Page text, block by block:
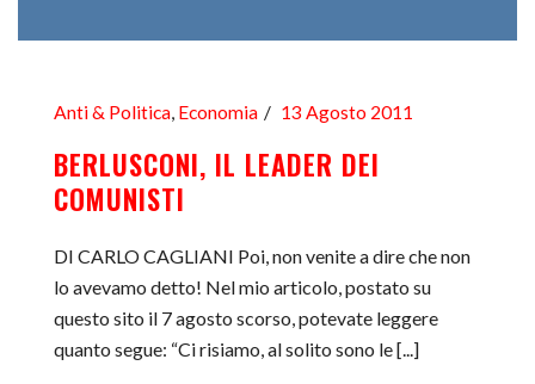
Anti & Politica, Economia 13 Agosto 2011
BERLUSCONI, IL LEADER DEI
COMUNISTI
DI CARLO CAGLIANI Poi, non venite a dire che non
lo avevamo detto! Nel mio articolo, postato su
questo sito il 7 agosto scorso, potevate leggere
quanto segue: “Ci risiamo, al solito sono le [...]